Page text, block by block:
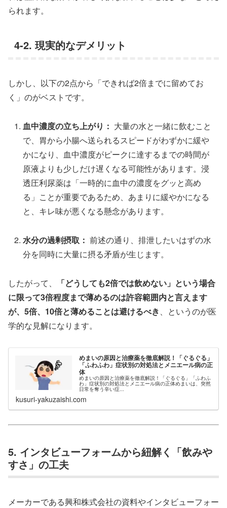
られます。
4-2. 現実的なデメリット
しかし、以下の2点から「できれば2倍までに留めてお
く」のがベストです。
血中濃度の立ち上がり： 大量の水と一緒に飲むこと
で、胃から小腸へ送られるスピードがわずかに緩や
かになり、血中濃度がピークに達するまでの時間が
原液よりも少しだけ遅くなる可能性があります。浸
透圧利尿薬は「一時的に血中の濃度をグッと高め
る」ことが重要であるため、あまりに緩やかになる
と、キレ味が悪くなる懸念があります。
水分の過剰摂取： 前述の通り、排泄したいはずの水
分を同時に大量に摂る矛盾が生じます。
したがって、
「どうしても2倍では飲めない」という場合
に限って3倍程度まで薄めるのは許容範囲内と言えます
が、5倍、10倍と薄めることは避けるべき、というのが医
学的な見解になります。
めまいの原因と治療薬を徹底解説！「ぐるぐる」
「ふわふわ」症状別の対処法とメニエール病の正
体
めまいの原因と治療薬を徹底解説！「ぐるぐる」「ふわふ
わ」症状別の対処法とメニエール病の正体めまいは、突然
日常を奪う辛い症...
kusuri-yakuzaishi.com
5. インタビューフォームから紐解く「飲みや
すさ」の工夫
メーカーである興和株式会社の資料やインタビューフォー